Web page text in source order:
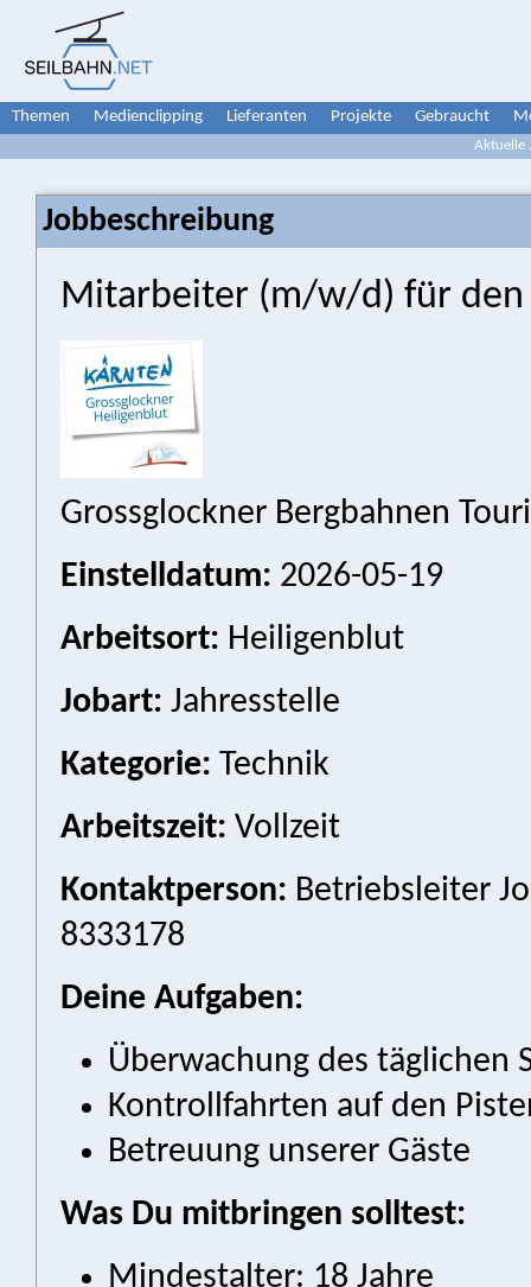
Themen Medienclipping Lieferanten Projekte Gebraucht
Aktuelle
Jobbeschreibung
Mitarbeiter (m/w/d) für den
Grossglockner Bergbahnen
Einstelldatum: 2026-05-19
Arbeitsort: Heiligenblut
Jobart: Jahresstelle
Kategorie: Technik
Arbeitszeit: Vollzeit
Kontaktperson: Betriebsleiter
8333178
Deine Aufgaben:
Überwachung des täglichen
Kontrollfahrten auf den
Betreuung unserer Gäste
Was Du mitbringen solltest:
Mindestalter: 18 Jahre